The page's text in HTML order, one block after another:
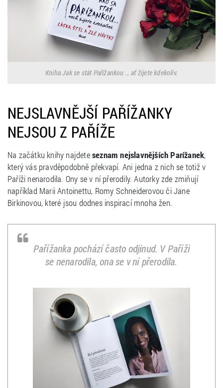
Kniha Jak se stát Pařížankou … ať žijete kdekoliv.
NEJSLAVNĚJŠÍ PAŘÍŽANKY
NEJSOU Z PAŘÍŽE
Na začátku knihy najdeteseznam nejslavnějších Parížanek,
který vás pravděpodobně překvapí. Ani jedna z nich se totiž v
Paříži nenarodila. Ony se v ní přerodily. Autorky zde zmiňují
například Marii Antoinettu, Romy Schneiderovou či Jane
Birkinovou, které jsou dodnes inspirací mnoha žen.
Pařížanka pochází často odjinud. V Paříži
se nenarodila, ona se v ní přerodila.